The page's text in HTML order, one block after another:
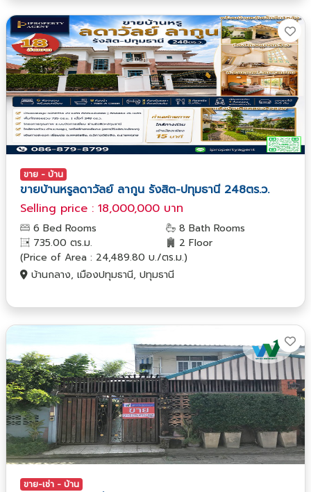
ขาย - บ้าน
ขายบ้านหรูลดาวัลย์ ลากูน รังสิต-ปทุมธานี 248ตร.ว.
Selling price : 18,000,000 บาท
6 Bed Rooms
8 Bath Rooms
735.00 ตร.ม.
2 Floor
(Price of Area : 24,489.80 บ./ตร.ม.)
บ้านกลาง, เมืองปทุมธานี, ปทุมธานี
ขาย-เช่า - บ้าน